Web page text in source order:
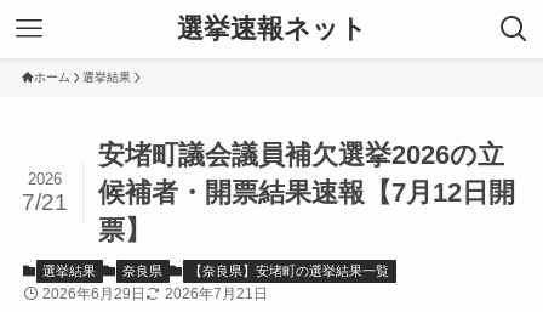
選挙速報ネット
ホーム 選挙結果
安堵町議会議員補欠選挙2026の立
候補者・開票結果速報【7月12日開
票】
2026
7/21
選挙結果 奈良県 【奈良県】安堵町の選挙結果一覧
2026年6月29日 2026年7月21日